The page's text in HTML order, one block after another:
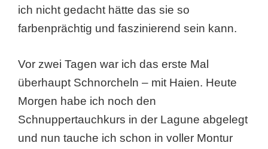
ich nicht gedacht hätte das sie so
farbenprächtig und faszinierend sein kann.
Vor zwei Tagen war ich das erste Mal
überhaupt Schnorcheln – mit Haien. Heute
Morgen habe ich noch den
Schnuppertauchkurs in der Lagune abgelegt
und nun tauche ich schon in voller Montur